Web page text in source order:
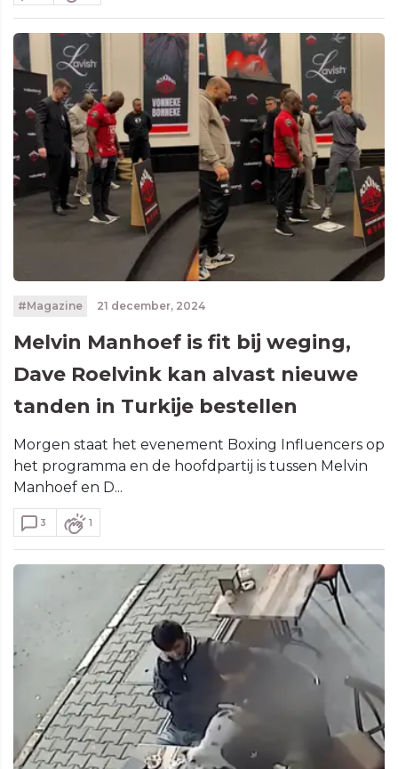
#Magazine 21 december, 2024
Melvin Manhoef is fit bij weging,
Dave Roelvink kan alvast nieuwe
tanden in Turkije bestellen
Morgen staat het evenement Boxing Influencers op
het programma en de hoofdpartij is tussen Melvin
Manhoef en D...
3 1